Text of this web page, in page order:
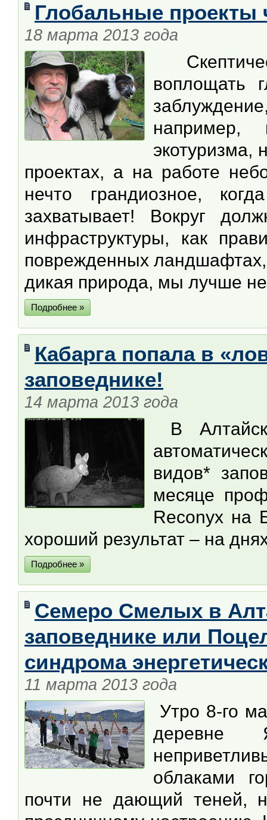
Глобальные
18 марта 2013 года
воплощать
например,
экотуризма,
проектах, а на работе
нечто грандиозное,
захватывает! Вокруг
инфраструктуры, как
поврежденных ландшафтах,
дикая природа, мы лучше
Подробнее »
Кабарга попала в
заповеднике!
14 марта 2013 года
В
видов*
месяце
Reconyx на
хороший результат – на
Подробнее »
Семеро Смелых в
заповеднике или
синдрома
11 марта 2013 года
Утро 8-го
облаками
почти не дающий теней,